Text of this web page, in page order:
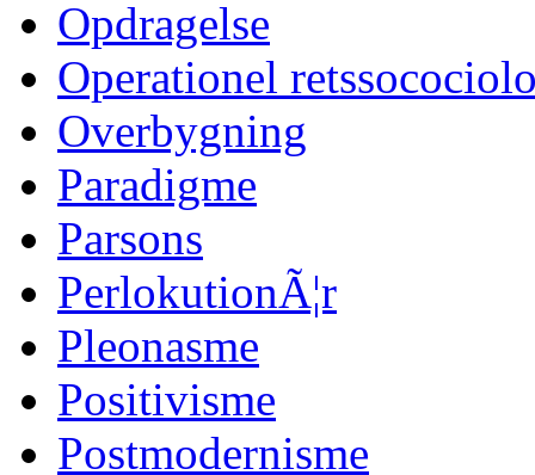
Opdragelse
Operationel
Overbygning
Paradigme
Parsons
PerlokutionÃ¦r
Pleonasme
Positivisme
Postmodernisme